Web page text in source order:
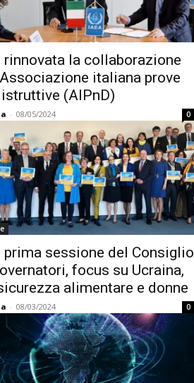
rinnovata la collaborazione
italiana prove
(AIPnD)
- 08/05/2024 0
prima sessione del Consiglio
focus su Ucraina,
alimentare e donne
- 08/03/2024 0